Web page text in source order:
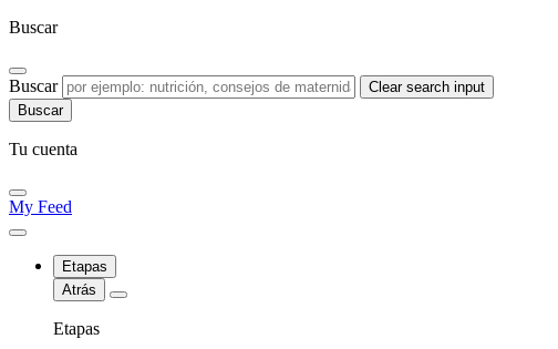
Buscar
Buscar Clear search input
Tu cuenta
My Feed
Etapas
Atrás
Etapas